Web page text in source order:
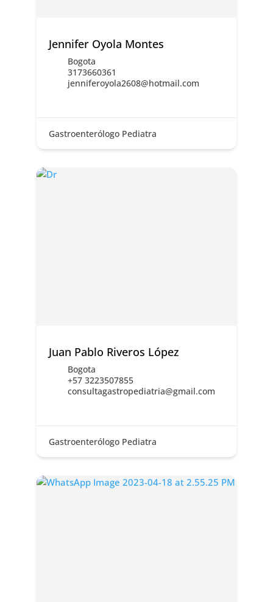
Jennifer Oyola Montes
Bogota
3173660361
jenniferoyola2608@hotmail.com
Gastroenterólogo Pediatra
Juan Pablo Riveros López
Bogota
+57 3223507855
consultagastropediatria@gmail.com
Gastroenterólogo Pediatra